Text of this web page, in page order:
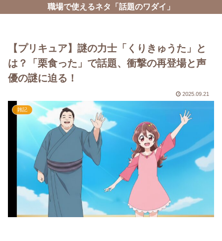
職場で使えるネタ「話題のワダイ」
【プリキュア】謎の力士「くりきゅうた」と
は？「栗食った」で話題、衝撃の再登場と声
優の謎に迫る！
2025.09.21
雑記